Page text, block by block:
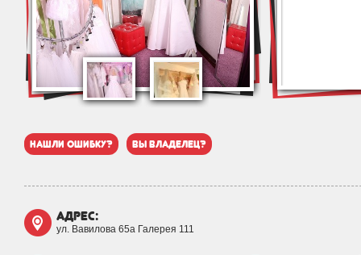
нашли ошибку? вы владелец?
адрес:
ул. Вавилова 65а Галерея 111